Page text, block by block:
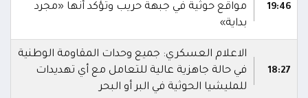
19:46
مواقع حوثية في جبهة حريب وتؤكد أنها «مجرد
بداية»
18:27
الاعلام العسكري: جميع وحدات المقاومة الوطنية
في حالة جاهزية عالية للتعامل مع أي تهديدات
للمليشيا الحوثية في البر أو البحر